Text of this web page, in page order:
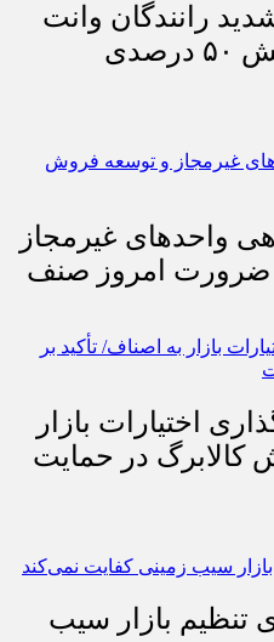
رانندگان وانت
بار و پیک موتوری/ کاهش ۵۰ درصدی
واحدهای غیرمجاز
ضرورت امروز صنف
اختیارات بازار
کالابرگ در حمایت
تنظیم بازار سیب